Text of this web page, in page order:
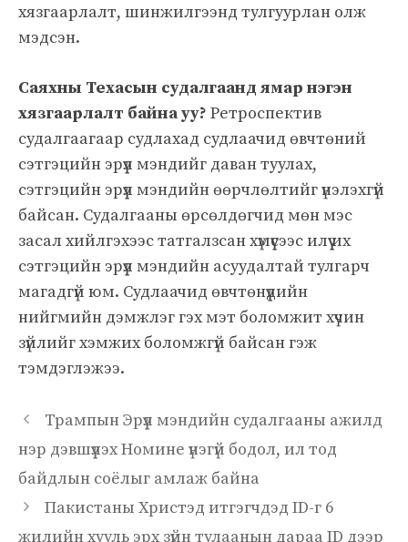
хязгаарлалт, шинжилгээнд тулгуурлан олж
мэдсэн.
Саяхны Техасын судалгаанд ямар нэгэн
хязгаарлалт байна уу? Ретроспектив
судалгаагаар судлахад судлаачид өвчтөний
сэтгэцийн эрүүл мэндийг даван туулах,
сэтгэцийн эрүүл мэндийн өөрчлөлтийг үнэлэхгүй
байсан. Судалгааны өрсөлдөгчид мөн мэс
засал хийлгэхээс татгалзсан хүмүүсээс илүү их
сэтгэцийн эрүүл мэндийн асуудалтай тулгарч
магадгүй юм. Судлаачид өвчтөнүүдийн
нийгмийн дэмжлэг гэх мэт боломжит хүчин
зүйлийг хэмжих боломжгүй байсан гэж
тэмдэглэжээ.
Трампын Эрүүл мэндийн судалгааны ажилд
нэр дэвшүүлэх Номине үнэгүй бодол, ил тод
байдлын соёлыг амлаж байна
Пакистаны Христэд итгэгчдэд ID-г 6
жилийн хууль эрх зүйн тулаанын дараа ID дээр